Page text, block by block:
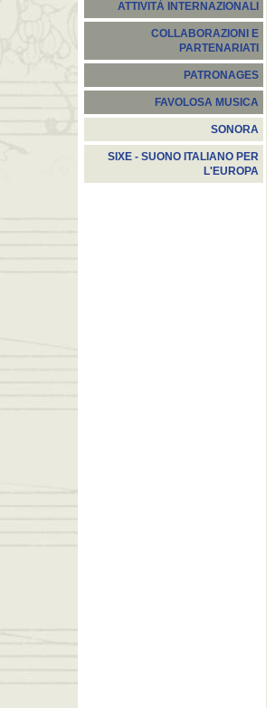
ATTIVITÀ INTERNAZIONALI
COLLABORAZIONI E
PARTENARIATI
PATRONAGES
FAVOLOSA MUSICA
SONORA
SIXE - SUONO ITALIANO PER
L'EUROPA